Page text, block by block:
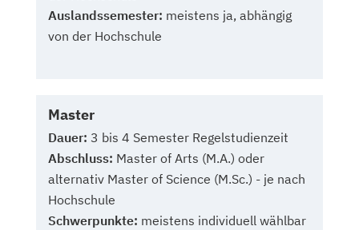
Auslandssemester: meistens ja, abhängig
von der Hochschule
Master
Dauer: 3 bis 4 Semester Regelstudienzeit
Abschluss: Master of Arts (M.A.) oder
alternativ Master of Science (M.Sc.) - je nach
Hochschule
Schwerpunkte: meistens individuell wählbar